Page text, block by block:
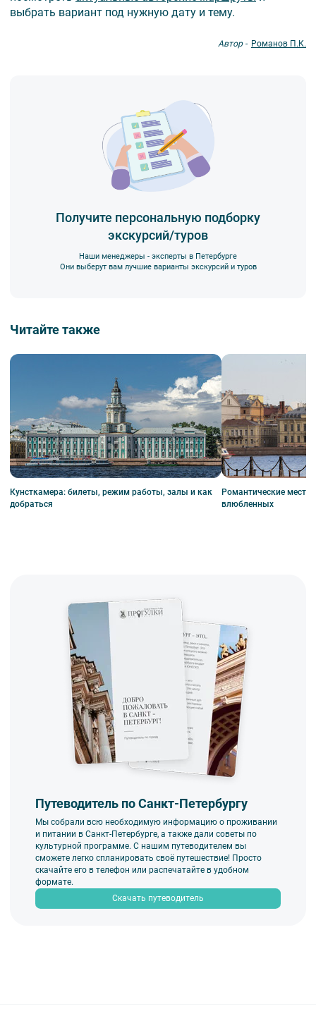
выбрать вариант под нужную дату и тему.
Автор - Романов П.К.
Получите персональную подборку
экскурсий/туров
Наши менеджеры - эксперты в Петербурге
Они выберут вам лучшие варианты экскурсий и туров
Читайте также
Кунсткамера: билеты, режим работы, залы и как
добраться
Романтические места
влюбленных
Путеводитель по Санкт-Петербургу
Мы собрали всю необходимую информацию о проживании
и питании в Санкт-Петербурге, а также дали советы по
культурной программе. С нашим путеводителем вы
сможете легко спланировать своё путешествие! Просто
скачайте его в телефон или распечатайте в удобном
формате.
Скачать путеводитель